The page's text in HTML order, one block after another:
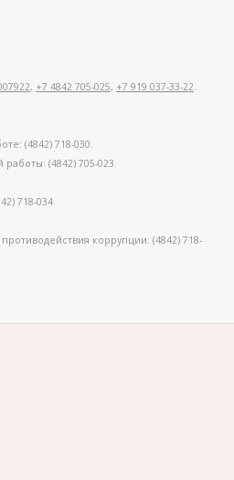
, +7 4842 705-025, +7 919 037-33-22.
(4842) 718-030.
(4842) 705-023.
718-034.
коррупции: (4842) 718-